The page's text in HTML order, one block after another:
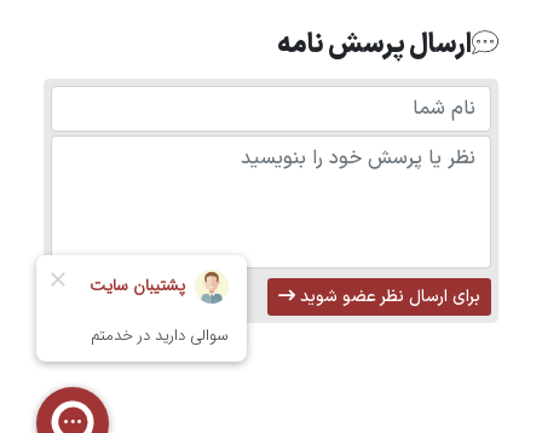
ارسال پرسش نامه
برای ارسال نظر عضو شوید